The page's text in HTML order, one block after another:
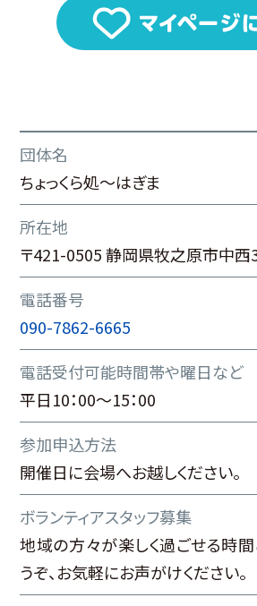
団体名
ちょっくら処～はぎま
所在地
〒421-0505 静岡県牧之原市中
電話番号
090-7862-6665
電話受付可能時間帯や曜日など
平日10：00～15：00
参加申込方法
開催日に会場へお越しください。
ボランティアスタッフ募集
地域の方々が楽しく過ごせる時間
うぞ、お気軽にお声がけください。